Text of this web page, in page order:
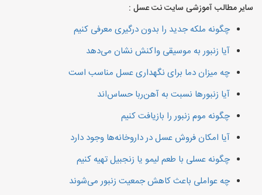
سایر مطالب آموزشی سایت نت عسل :
چگونه ملکه جدید را بدون درگیری معرفی کنیم
آیا زنبور به موسیقی واکنش نشان می‌دهد
چه میزان دما برای نگهداری عسل مناسب است
آیا زنبورها نسبت به آهن‌ربا حساس‌اند
چگونه موم زنبور را بازیافت کنیم
آیا امکان فروش عسل در داروخانه‌ها وجود دارد
چگونه عسلی با طعم لیمو یا زنجبیل تهیه کنیم
چه عواملی باعث کاهش جمعیت زنبور می‌شوند